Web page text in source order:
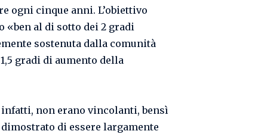
ogni cinque anni. L’obiettivo
al di sotto dei 2 gradi
sostenuta dalla comunità
gradi di aumento della
non erano vincolanti, bensì
di essere largamente